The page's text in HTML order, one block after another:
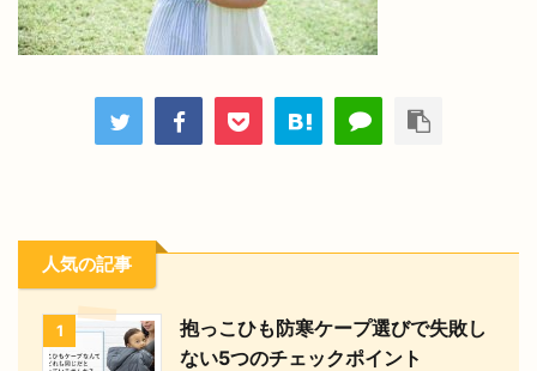
人気の記事
1
抱っこひも防寒ケープ選びで失敗し
ない5つのチェックポイント